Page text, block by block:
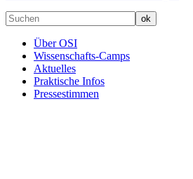
Über OSI
Wissenschafts-Camps
Aktuelles
Praktische Infos
Pressestimmen